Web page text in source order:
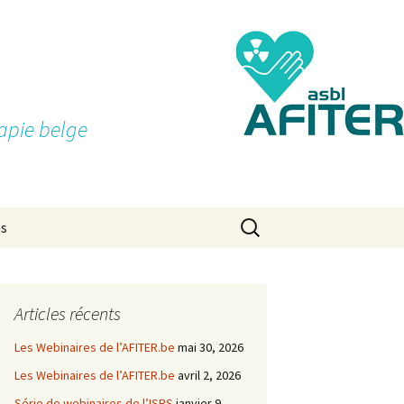
belge
Rechercher :
Articles récents
Les Webinaires de l’AFITER.be mai 30, 2026
Les Webinaires de l’AFITER.be avril 2, 2026